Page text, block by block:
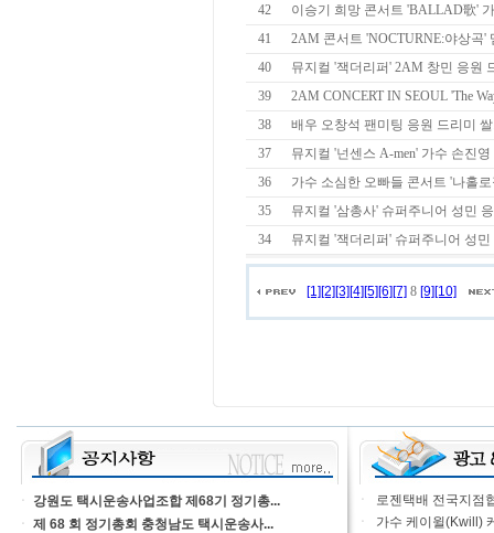
42
이승기 희망 콘서트 'BALLAD歌'
41
2AM 콘서트 'NOCTURNE:야상곡'
40
뮤지컬 '잭더리퍼' 2AM 창민 응원
39
2AM CONCERT IN SEOUL 'The
38
배우 오창석 팬미팅 응원 드리미
37
뮤지컬 '넌센스 A-men' 가수 손진
36
가수 소심한 오빠들 콘서트 '나홀
35
뮤지컬 '삼총사' 슈퍼주니어 성민
34
뮤지컬 '잭더리퍼' 슈퍼주니어 성
[1][2][3][4][5][6][7] 8 [9][10]
ㆍ 강원도 택시운송사업조합 제68기 정기총...
ㆍ 제 68 회 정기총회 충청남도 택시운송사...
ㆍ
로젠택배 전국지점
ㆍ
가수 케이윌(Kwill)